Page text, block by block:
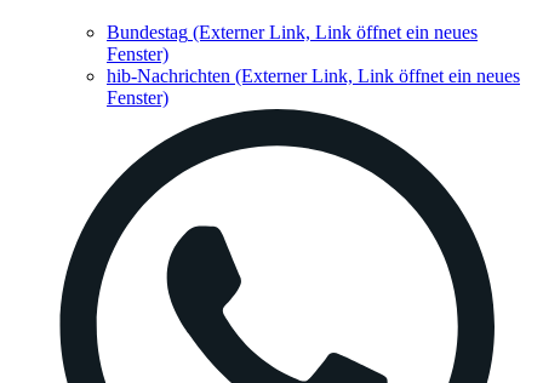
Bundestag (Externer Link, Link öffnet ein neues
Fenster)
hib-Nachrichten (Externer Link, Link öffnet ein neues
Fenster)